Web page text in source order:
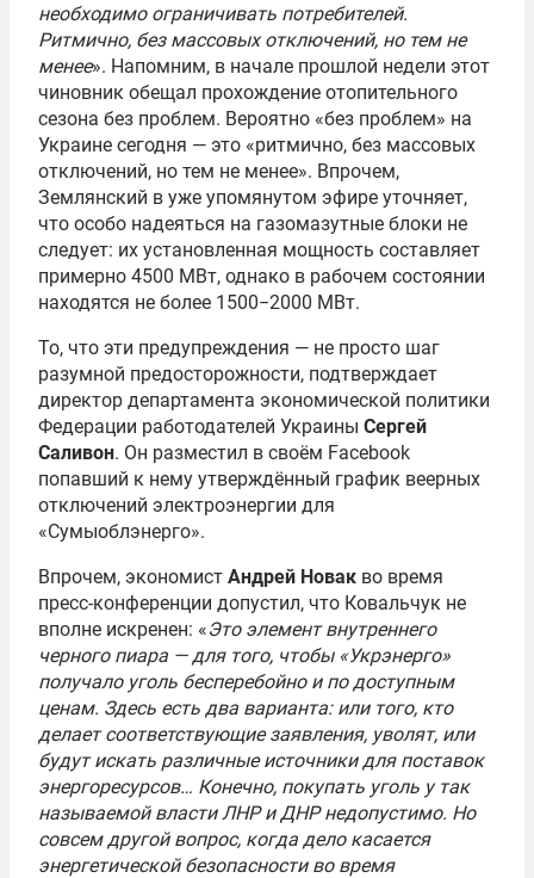
необходимо ограничивать потребителей.
Ритмично, без массовых отключений, но тем не
менее». Напомним, в начале прошлой недели этот
чиновник обещал прохождение отопительного
сезона без проблем. Вероятно «без проблем» на
Украине сегодня — это «ритмично, без массовых
отключений, но тем не менее». Впрочем,
Землянский в уже упомянутом эфире уточняет,
что особо надеяться на газомазутные блоки не
следует: их установленная мощность составляет
примерно 4500 МВт, однако в рабочем состоянии
находятся не более 1500−2000 МВт.
То, что эти предупреждения — не просто шаг
разумной предосторожности, подтверждает
директор департамента экономической политики
Федерации работодателей Украины Сергей
Саливон. Он разместил в своём Facebook
попавший к нему утверждённый график веерных
отключений электроэнергии для
«Сумыоблэнерго».
Впрочем, экономист Андрей Новак во время
пресс-конференции допустил, что Ковальчук не
вполне искренен: «Это элемент внутреннего
черного пиара — для того, чтобы «Укрэнерго»
получало уголь бесперебойно и по доступным
ценам. Здесь есть два варианта: или того, кто
делает соответствующие заявления, уволят, или
будут искать различные источники для поставок
энергоресурсов… Конечно, покупать уголь у так
называемой власти ЛНР и ДНР недопустимо. Но
совсем другой вопрос, когда дело касается
энергетической безопасности во время